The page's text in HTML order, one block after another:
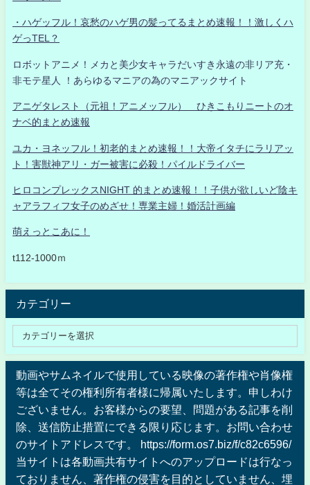
・ハゲッフル！哀愁のハゲ男の髪ってるまとめ速報！！激しくハ
ゲっTEL？
ロボットアニメ！メカと美少女キャラだいすき永遠の非リア充・
非モテ星人 ！あらゆるマニアの為のマニアックサイト
アニゲタレスト（元祖！アニメッフル） ひきこもりニートのオ
ナベ的まとめ速報
ユカ・ヨネッフル！初老的まとめ速報！！大帝イタチにラリアッ
ト！害獣神アリ・ガー被害に必殺！パイルドライバー
ヒロコンプレックスNIGHT 的まとめ速報！！子供が欲しいど陰キ
ャアラフィフ女子のめざせ！専業主婦！婚活計画編
萌えっとこあに！
t112-1000ｍ
カテゴリー
動画やサムネイルで使用している映像の著作権や肖像権
等は全てその権利所有者様に帰属いたします。申しわけ
ございません。お客様からの要望、問題がある記事を削
除、送信防止措置にできる限り応じます。お問い合わせ
のサイトアドレスです。 https://form.os7.biz/f/c82c6596/
当サイトは各動画共有サイトへのアップロードは行なっ
ておりません、著作権の侵害を目的としていません、埋